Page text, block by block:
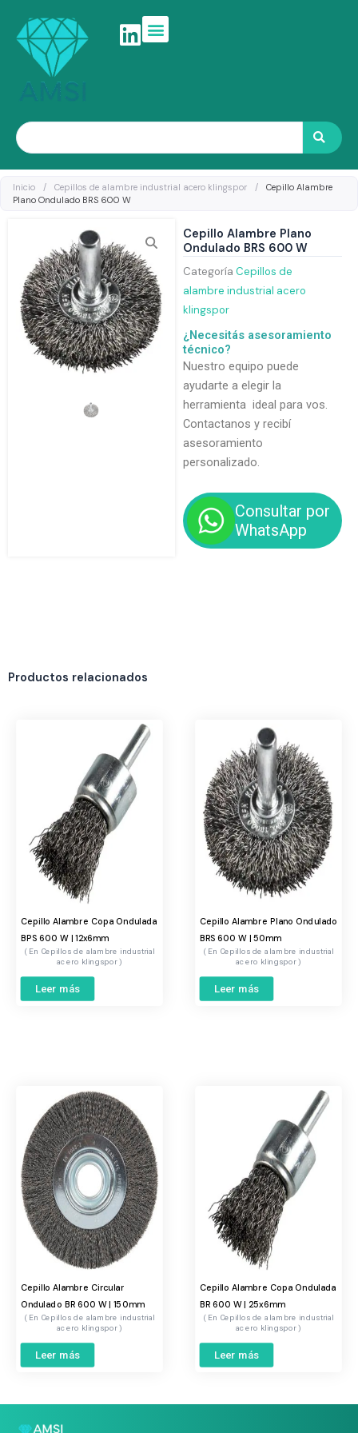
contenido
Search
Inicio / Cepillos de alambre industrial acero klingspor /
Cepillo Alambre
Plano Ondulado BRS 600 W
Cepillo Alambre Plano
Ondulado BRS 600 W
Categoría Cepillos de
alambre industrial acero
klingspor
¿Necesitás asesoramiento
técnico?
Nuestro equipo puede
ayudarte a elegir la
herramienta ideal para vos.
Contactanos y recibí
asesoramiento
personalizado.
Consultar por
WhatsApp
Productos relacionados
Cepillo Alambre Copa Ondulada
BPS 600 W | 12x6mm
Cepillos de alambre industrial
acero klingspor
Leer más
Cepillo Alambre Plano Ondulado
BRS 600 W | 50mm
Cepillos de alambre industrial
acero klingspor
Leer más
Cepillo Alambre Circular
Ondulado BR 600 W | 150mm
Cepillos de alambre industrial
acero klingspor
Leer más
Cepillo Alambre Copa Ondulada
BR 600 W | 25x6mm
Cepillos de alambre industrial
acero klingspor
Leer más